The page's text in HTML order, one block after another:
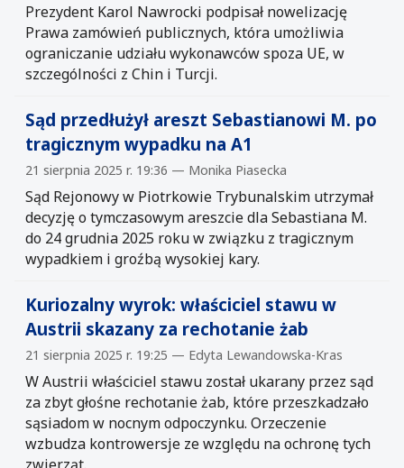
Prezydent Karol Nawrocki podpisał nowelizację
Prawa zamówień publicznych, która umożliwia
ograniczanie udziału wykonawców spoza UE, w
szczególności z Chin i Turcji.
Sąd przedłużył areszt Sebastianowi M. po
tragicznym wypadku na A1
21 sierpnia 2025 r. 19:36 — Monika Piasecka
Sąd Rejonowy w Piotrkowie Trybunalskim utrzymał
decyzję o tymczasowym areszcie dla Sebastiana M.
do 24 grudnia 2025 roku w związku z tragicznym
wypadkiem i groźbą wysokiej kary.
Kuriozalny wyrok: właściciel stawu w
Austrii skazany za rechotanie żab
21 sierpnia 2025 r. 19:25 — Edyta Lewandowska-Kras
W Austrii właściciel stawu został ukarany przez sąd
za zbyt głośne rechotanie żab, które przeszkadzało
sąsiadom w nocnym odpoczynku. Orzeczenie
wzbudza kontrowersje ze względu na ochronę tych